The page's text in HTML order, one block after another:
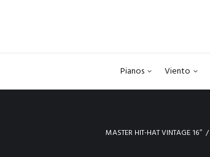
Pianos Viento
MASTER HIT-HAT VINTAGE 16″